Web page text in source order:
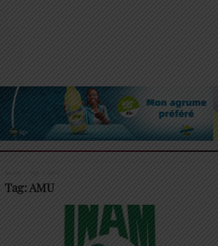
Tags
Tag: AMU